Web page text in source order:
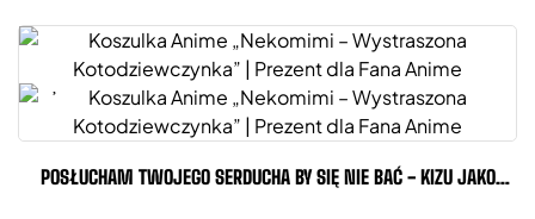
POSŁUCHAM TWOJEGO SERDUCHA BY SIĘ NIE BAĆ - KIZU JAKO